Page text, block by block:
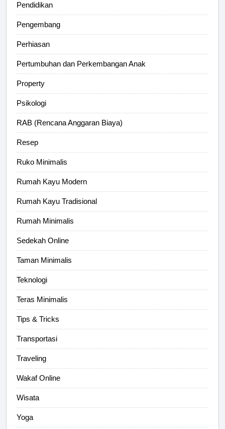
Pendidikan
Pengembang
Perhiasan
Pertumbuhan dan Perkembangan Anak
Property
Psikologi
RAB (Rencana Anggaran Biaya)
Resep
Ruko Minimalis
Rumah Kayu Modern
Rumah Kayu Tradisional
Rumah Minimalis
Sedekah Online
Taman Minimalis
Teknologi
Teras Minimalis
Tips & Tricks
Transportasi
Traveling
Wakaf Online
Wisata
Yoga